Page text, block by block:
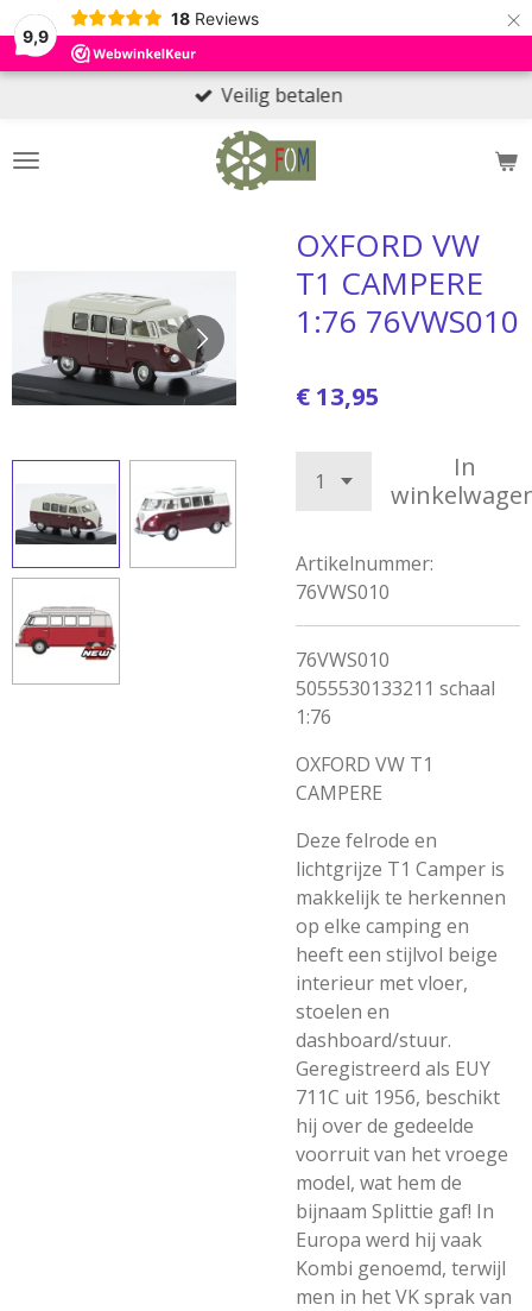
9,9
18 Reviews ×
Veilig betalen
OXFORD VW
T1 CAMPERE
1:76 76VWS010
€ 13,95
In
Artikelnummer:
76VWS010
76VWS010
5055530133211 schaal
1:76
OXFORD VW T1
CAMPERE
Deze felrode en
lichtgrijze T1 Camper is
makkelijk te herkennen
op elke camping en
heeft een stijlvol beige
interieur met vloer,
stoelen en
dashboard/stuur.
Geregistreerd als EUY
711C uit 1956, beschikt
hij over de gedeelde
voorruit van het vroege
model, wat hem de
bijnaam Splittie gaf! In
Europa werd hij vaak
Kombi genoemd, terwijl
men in het VK sprak van